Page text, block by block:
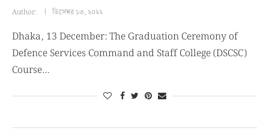
Author: ডিসেম্বর ১৩, ২০২২
Dhaka, 13 December: The Graduation Ceremony of
Defence Services Command and Staff College (DSCSC)
Course…